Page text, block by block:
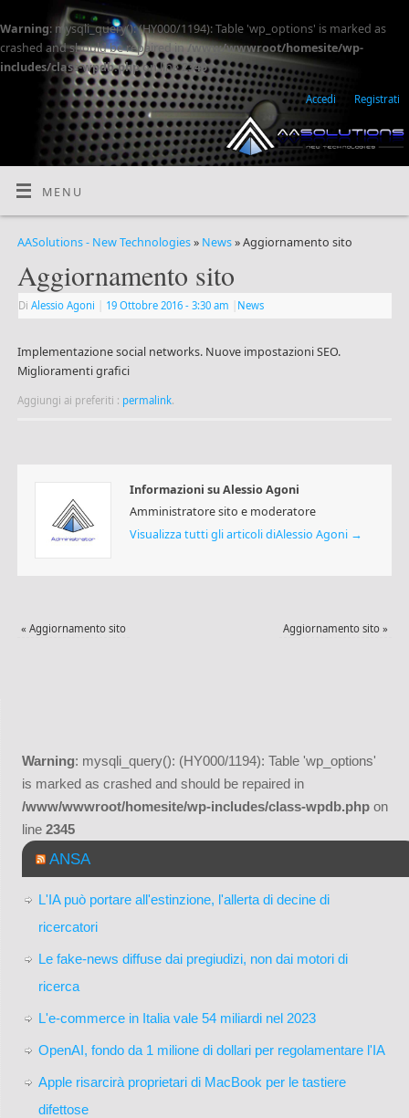
Warning: mysqli_query(): (HY000/1194): Table 'wp_options' is marked as
crashed and should be repaired in/www/wwwroot/homesite/wp-
includes/class-wpdb.phpon line2345
Accedi Registrati
MENU
AASolutions - New Technologies» News» Aggiornamento sito
Aggiornamento sito
Di Alessio Agoni 19 Ottobre 2016 - 3:30 am News
Implementazione social networks. Nuove impostazioni SEO.
Miglioramenti grafici
Aggiungi ai preferiti : permalink.
Informazioni su Alessio Agoni
Amministratore sito e moderatore
Visualizza tutti gli articoli diAlessio Agoni →
« Aggiornamento sito Aggiornamento sito»
Warning: mysqli_query(): (HY000/1194): Table 'wp_options'
is marked as crashed and should be repaired in
/www/wwwroot/homesite/wp-includes/class-wpdb.phpon
line 2345
ANSA
L'IA può portare all'estinzione, l'allerta di decine di
ricercatori
Le fake-news diffuse dai pregiudizi, non dai motori di
ricerca
L'e-commerce in Italia vale 54 miliardi nel 2023
OpenAI, fondo da 1 milione di dollari per regolamentare l'IA
Apple risarcirà proprietari di MacBook per le tastiere
difettose